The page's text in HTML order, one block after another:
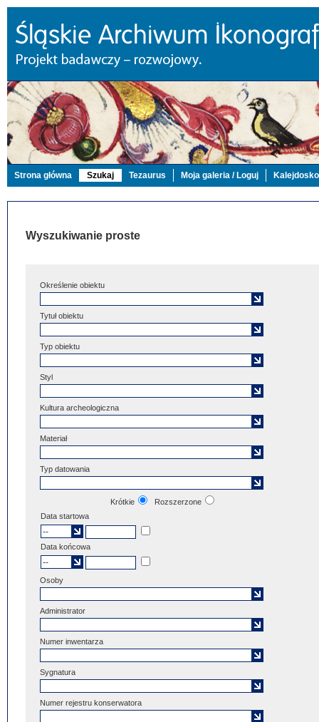
Strona główna Szukaj Tezaurus Moja galeria / Loguj
Wyszukiwanie proste
Określenie obiektu
Tytuł obiektu
Typ obiektu
Styl
Kultura archeologiczna
Materiał
Typ datowania
Krótkie
Rozszerzone
Data startowa
Data końcowa
Osoby
Administrator
Numer inwentarza
Sygnatura
Numer rejestru konserwatora